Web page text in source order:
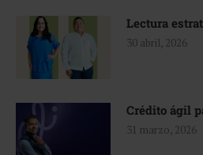
Lectura
30 abril, 2026
Crédito ágil
31 marzo, 2026